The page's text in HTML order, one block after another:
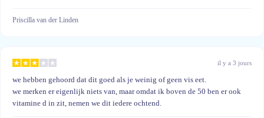
Priscilla van der Linden
il y a 3 jours
we hebben gehoord dat dit goed als je weinig of geen vis eet.
we merken er eigenlijk niets van, maar omdat ik boven de 50 ben er ook
vitamine d in zit, nemen we dit iedere ochtend.